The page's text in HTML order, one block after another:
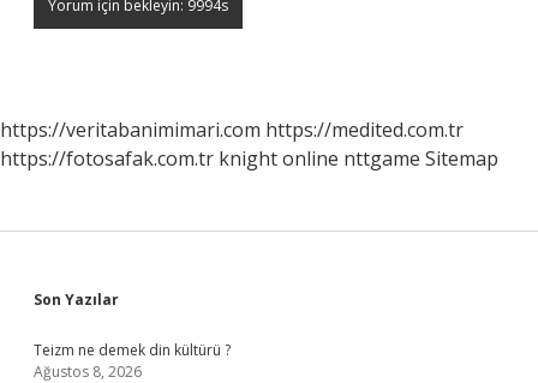
https://veritabanimimari.com https://medited.com.tr
https://fotosafak.com.tr knight online nttgame Sitemap
Sidebar
Son Yazılar
Teizm ne demek din kültürü ?
Ağustos 8, 2026